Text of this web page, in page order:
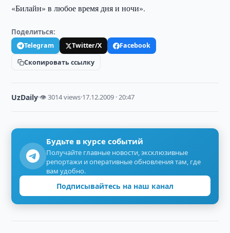
«Билайн» в любое время дня и ночи».
Поделиться:
Telegram Twitter/X
Facebook
Скопировать ссылку
UzDaily·👁 3014 views·17.12.2009 · 20:47
Будьте в курсе событий
Получайте главные новости, эксклюзивные
репортажи и оперативные обновления там, где
вам удобно.
Подписывайтесь на наш канал